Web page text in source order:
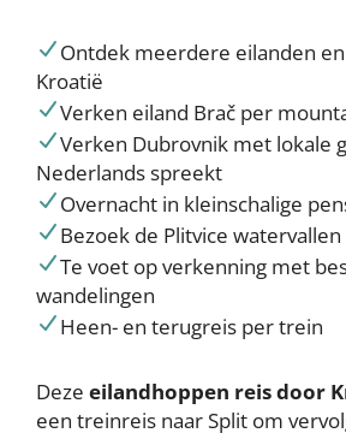
Ontdek meerdere eilanden
Kroatië
Verken eiland Brač per
Verken Dubrovnik met lokale
Nederlands spreekt
Overnacht in kleinschalige
Bezoek de Plitvice watervallen
Te voet op verkenning met
wandelingen
Heen- en terugreis per trein
Deze eilandhoppen reis door
een treinreis naar Split om